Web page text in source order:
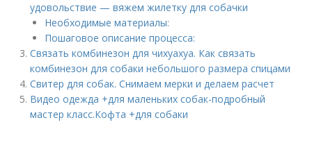
удовольствие — вяжем жилетку для собачки
Необходимые материалы:
Пошаговое описание процесса:
Связать комбинезон для чихуахуа. Как связать
комбинезон для собаки небольшого размера спицами
Свитер для собак. Снимаем мерки и делаем расчет
Видео одежда +для маленьких собак-подробный
мастер класс.Кофта +для собаки